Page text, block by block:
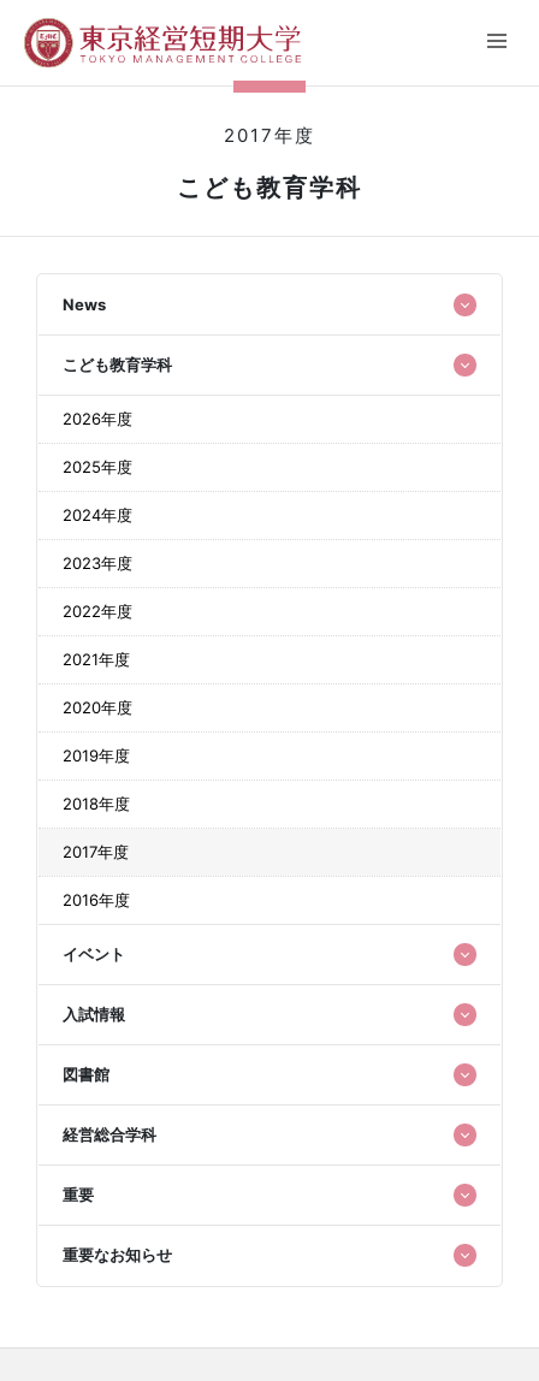
2017年度
こども教育学科
News
こども教育学科
2026年度
2025年度
2024年度
2023年度
2022年度
2021年度
2020年度
2019年度
2018年度
2017年度
2016年度
イベント
入試情報
図書館
経営総合学科
重要
重要なお知らせ